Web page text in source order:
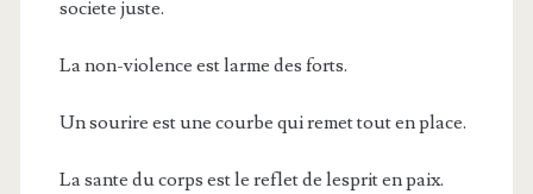
societe juste.
La non-violence est larme des forts.
Un sourire est une courbe qui remet tout en place.
La sante du corps est le reflet de lesprit en paix.